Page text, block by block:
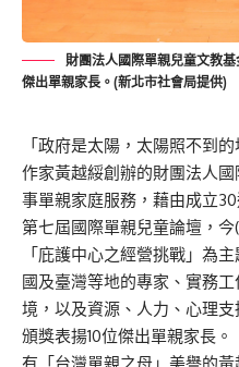
財團法人國際單親兒童文教
傑出單親家長。(新北市社會局提供)
「政府是太陽，太陽照不到
作家黃越綏創辦的財團法人
事單親家庭服務，藉由成立
第七屆國際單親兒童論壇，
「庇護中心之經營挑戰」為
國及臺灣等地的專家、實務
境，以及資源、人力、心理
頒獎表揚10位傑出單親家長。